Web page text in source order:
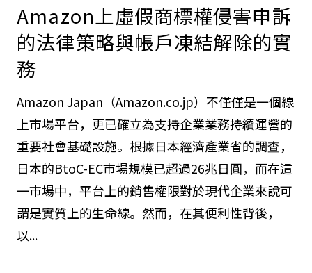
Amazon上虛假商標權侵害申訴
的法律策略與帳戶凍結解除的實
務
Amazon Japan（Amazon.co.jp）不僅僅是一個線
上市場平台，更已確立為支持企業業務持續運營的
重要社會基礎設施。根據日本經濟產業省的調查，
日本的BtoC-EC市場規模已超過26兆日圓，而在這
一市場中，平台上的銷售權限對於現代企業來說可
謂是實質上的生命線。然而，在其便利性背後，
以...